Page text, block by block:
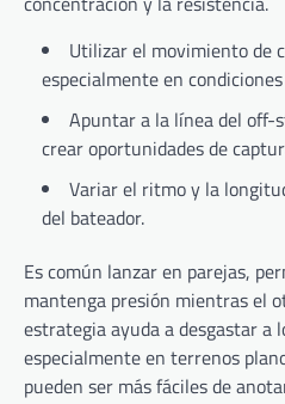
Utilizar el movimiento de
especialmente en
Apuntar a la línea del off-
crear oportunidades de
Variar el ritmo y la
del bateador.
Es común lanzar en parejas,
mantenga presión mientras el
estrategia ayuda a desgastar a
especialmente en terrenos
pueden ser más fáciles de